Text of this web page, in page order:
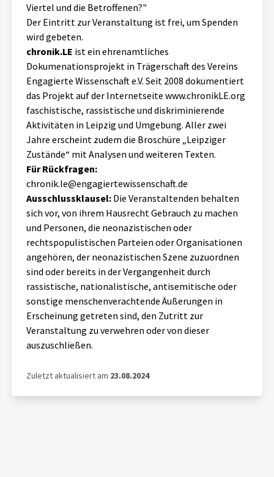
Viertel und die Betroffenen?"
Der Eintritt zur Veranstaltung ist frei, um Spenden
wird gebeten.
chronik.LE ist ein ehrenamtliches
Dokumenationsprojekt in Trägerschaft des Vereins
Engagierte Wissenschaft e.V. Seit 2008 dokumentiert
das Projekt auf der Internetseite www.chronikLE.org
faschistische, rassistische und diskriminierende
Aktivitäten in Leipzig und Umgebung. Aller zwei
Jahre erscheint zudem die Broschüre „Leipziger
Zustände“ mit Analysen und weiteren Texten.
Für Rückfragen:
chronik.le@engagiertewissenschaft.de
Ausschlussklausel:Die Veranstaltenden behalten
sich vor, von ihrem Hausrecht Gebrauch zu machen
und Personen, die neonazistischen oder
rechtspopulistischen Parteien oder Organisationen
angehören, der neonazistischen Szene zuzuordnen
sind oder bereits in der Vergangenheit durch
rassistische, nationalistische, antisemitische oder
sonstige menschenverachtende Äußerungen in
Erscheinung getreten sind, den Zutritt zur
Veranstaltung zu verwehren oder von dieser
auszuschließen.
Zuletzt aktualisiert am 23.08.2024